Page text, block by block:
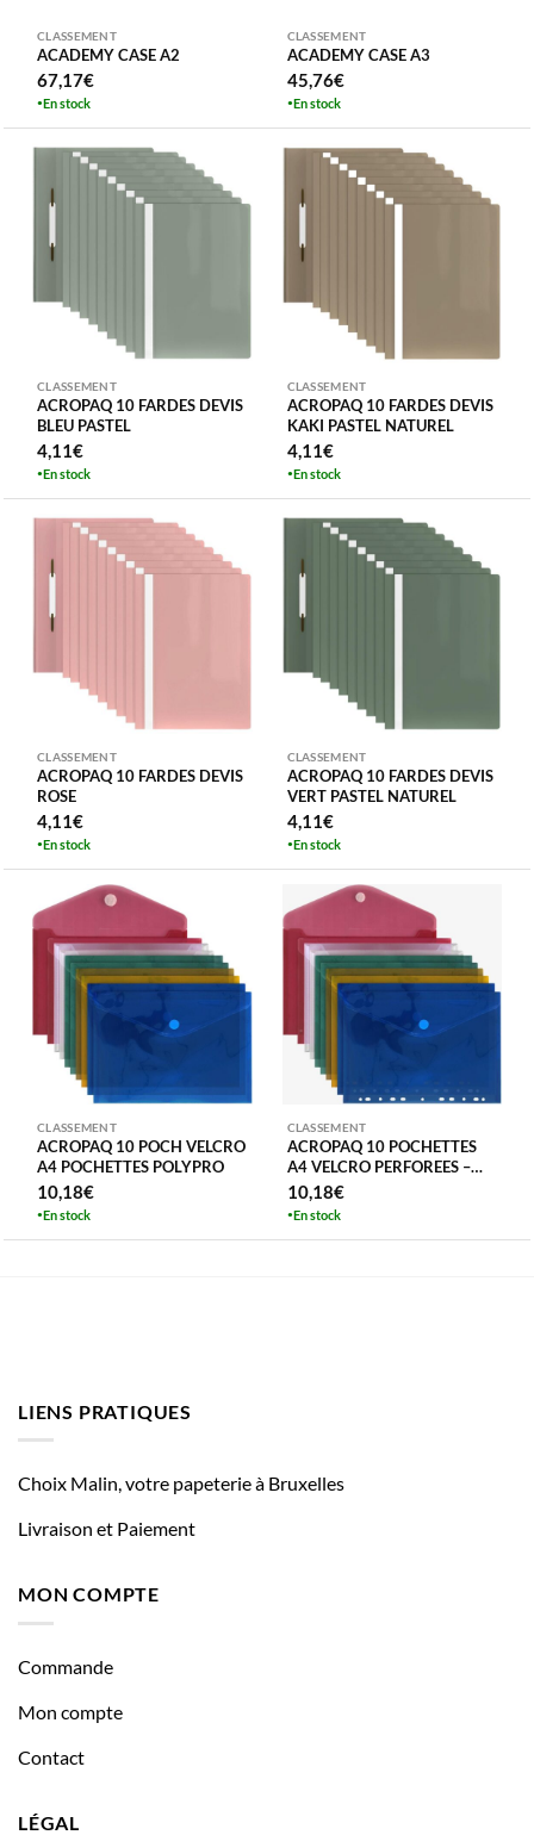
CLASSEMENT
ACADEMY CASE A2
67,17€
En stock
CLASSEMENT
ACADEMY CASE A3
45,76€
En stock
CLASSEMENT
ACROPAQ 10 FARDES DEVIS
BLEU PASTEL
4,11€
En stock
CLASSEMENT
ACROPAQ 10 FARDES DEVIS
KAKI PASTEL NATUREL
4,11€
En stock
CLASSEMENT
ACROPAQ 10 FARDES DEVIS
ROSE
4,11€
En stock
CLASSEMENT
ACROPAQ 10 FARDES DEVIS
VERT PASTEL NATUREL
4,11€
En stock
CLASSEMENT
ACROPAQ 10 POCH VELCRO
A4 POCHETTES POLYPRO
10,18€
En stock
CLASSEMENT
ACROPAQ 10 POCHETTES
A4 VELCRO PERFOREES –
COULEURS ASSORTIES
10,18€
En stock
LIENS PRATIQUES
Choix Malin, votre papeterie à Bruxelles
Livraison et Paiement
MON COMPTE
Commande
Mon compte
Contact
LÉGAL